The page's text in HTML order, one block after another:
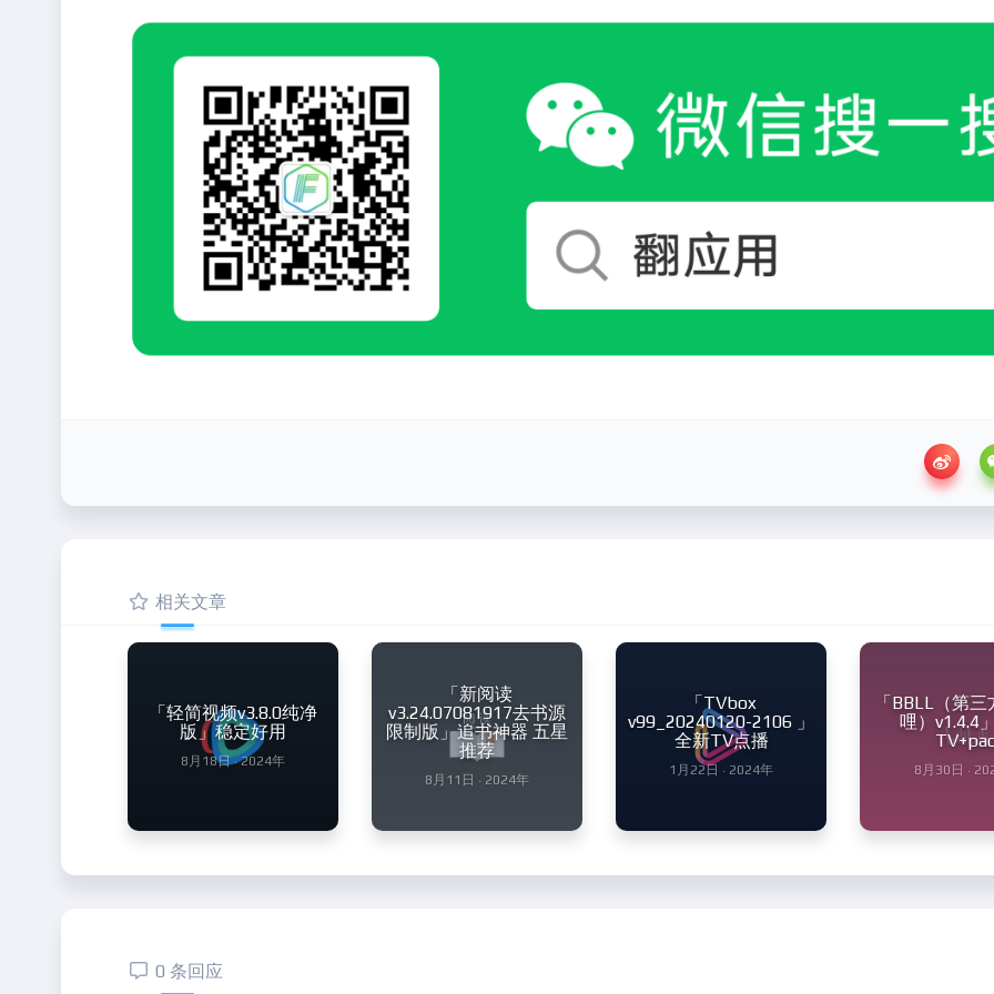
相关文章
「轻简视频v3.8.0纯净
版」稳定好用
8月18日 · 2024年
「新阅读
v3.24.07081917去书源
限制版」追书神器 五星
推荐
8月11日 · 2024年
「TVbox
v99_20240120-2106 」
全新TV点播
1月22日 · 2024年
「BBLL（第
哩）v1.4.4
8月30日 ·
0 条回应